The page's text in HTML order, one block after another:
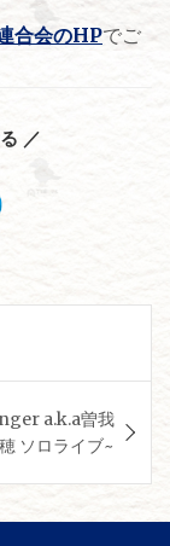
合会のHPでご
／
a.k.a曽我
ソロライブ~